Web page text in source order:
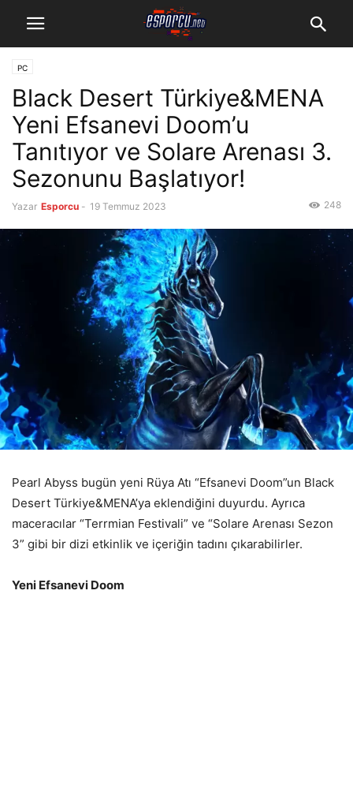
PC
Black Desert Türkiye&MENA
Yeni Efsanevi Doom’u
Tanıtıyor ve Solare Arenası 3.
Sezonunu Başlatıyor!
Yazar Esporcu - 19 Temmuz 2023 248
Pearl Abyss bugün yeni Rüya Atı “Efsanevi Doom”un Black
Desert Türkiye&MENA’ya eklendiğini duyurdu. Ayrıca
maceracılar “Terrmian Festivali” ve “Solare Arenası Sezon
3” gibi bir dizi etkinlik ve içeriğin tadını çıkarabilirler.
Yeni Efsanevi Doom